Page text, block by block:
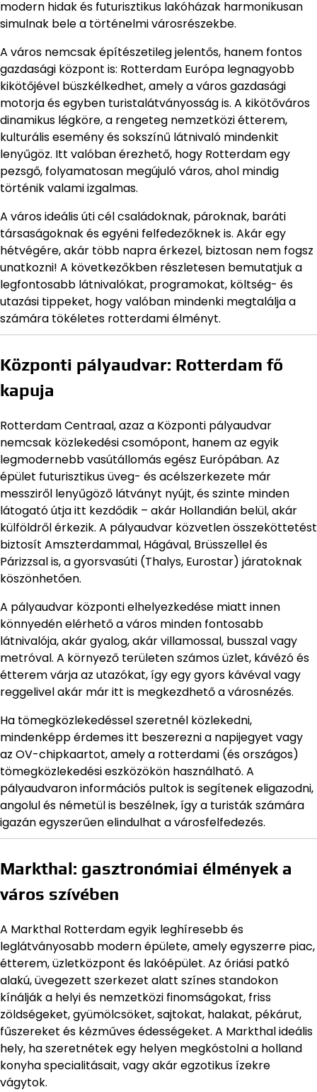
modern hidak és futurisztikus lakóházak harmonikusan
simulnak bele a történelmi városrészekbe.
A város nemcsak építészetileg jelentős, hanem fontos
gazdasági központ is: Rotterdam Európa legnagyobb
kikötőjével büszkélkedhet, amely a város gazdasági
motorja és egyben turistalátványosság is. A kikötőváros
dinamikus légköre, a rengeteg nemzetközi étterem,
kulturális esemény és sokszínű látnivaló mindenkit
lenyűgöz. Itt valóban érezhető, hogy Rotterdam egy
pezsgő, folyamatosan megújuló város, ahol mindig
történik valami izgalmas.
A város ideális úti cél családoknak, pároknak, baráti
társaságoknak és egyéni felfedezőknek is. Akár egy
hétvégére, akár több napra érkezel, biztosan nem fogsz
unatkozni! A következőkben részletesen bemutatjuk a
legfontosabb látnivalókat, programokat, költség- és
utazási tippeket, hogy valóban mindenki megtalálja a
számára tökéletes rotterdami élményt.
Központi pályaudvar: Rotterdam fő
kapuja
Rotterdam Centraal, azaz a Központi pályaudvar
nemcsak közlekedési csomópont, hanem az egyik
legmodernebb vasútállomás egész Európában. Az
épület futurisztikus üveg- és acélszerkezete már
messziről lenyűgöző látványt nyújt, és szinte minden
látogató útja itt kezdődik – akár Hollandián belül, akár
külföldről érkezik. A pályaudvar közvetlen összeköttetést
biztosít Amszterdammal, Hágával, Brüsszellel és
Párizzsal is, a gyorsvasúti (Thalys, Eurostar) járatoknak
köszönhetően.
A pályaudvar központi elhelyezkedése miatt innen
könnyedén elérhető a város minden fontosabb
látnivalója, akár gyalog, akár villamossal, busszal vagy
metróval. A környező területen számos üzlet, kávézó és
étterem várja az utazókat, így egy gyors kávéval vagy
reggelivel akár már itt is megkezdhető a városnézés.
Ha tömegközlekedéssel szeretnél közlekedni,
mindenképp érdemes itt beszerezni a napijegyet vagy
az OV-chipkaartot, amely a rotterdami (és országos)
tömegközlekedési eszközökön használható. A
pályaudvaron információs pultok is segítenek eligazodni,
angolul és németül is beszélnek, így a turisták számára
igazán egyszerűen elindulhat a városfelfedezés.
Markthal: gasztronómiai élmények a
város szívében
A Markthal Rotterdam egyik leghíresebb és
leglátványosabb modern épülete, amely egyszerre piac,
étterem, üzletközpont és lakóépület. Az óriási patkó
alakú, üvegezett szerkezet alatt színes standokon
kínálják a helyi és nemzetközi finomságokat, friss
zöldségeket, gyümölcsöket, sajtokat, halakat, pékárut,
fűszereket és kézműves édességeket. A Markthal ideális
hely, ha szeretnétek egy helyen megkóstolni a holland
konyha specialitásait, vagy akár egzotikus ízekre
vágytok.